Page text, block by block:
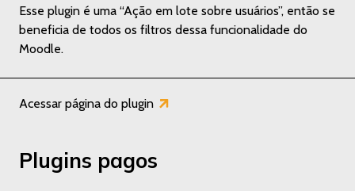
Esse plugin é uma “Ação em lote sobre usuários”, então se
beneficia de todos os filtros dessa funcionalidade do
Moodle.
Acessar página do plugin
Plugins pagos